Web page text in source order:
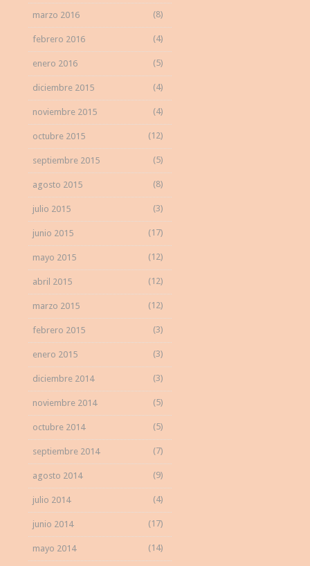
marzo 2016 (8)
febrero 2016 (4)
enero 2016 (5)
diciembre 2015 (4)
noviembre 2015 (4)
octubre 2015 (12)
septiembre 2015 (5)
agosto 2015 (8)
julio 2015 (3)
junio 2015 (17)
mayo 2015 (12)
abril 2015 (12)
marzo 2015 (12)
febrero 2015 (3)
enero 2015 (3)
diciembre 2014 (3)
noviembre 2014 (5)
octubre 2014 (5)
septiembre 2014 (7)
agosto 2014 (9)
julio 2014 (4)
junio 2014 (17)
mayo 2014 (14)